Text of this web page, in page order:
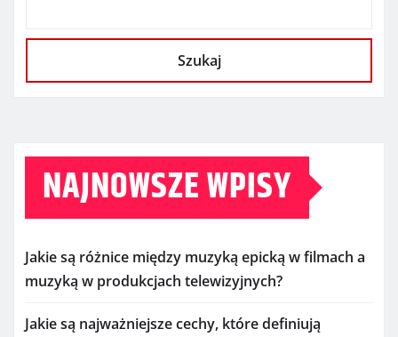
Szukaj
NAJNOWSZE WPISY
Jakie są różnice między muzyką epicką w filmach a
muzyką w produkcjach telewizyjnych?
Jakie są najważniejsze cechy, które definiują